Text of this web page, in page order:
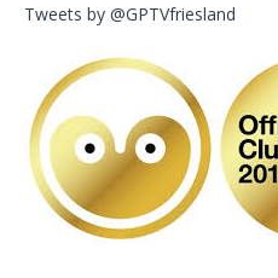
Tweets by @GPTVfriesland